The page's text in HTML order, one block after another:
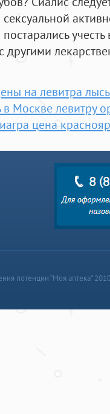
на левитра
в Москве левитру
цена
потенции “Моя аптека”